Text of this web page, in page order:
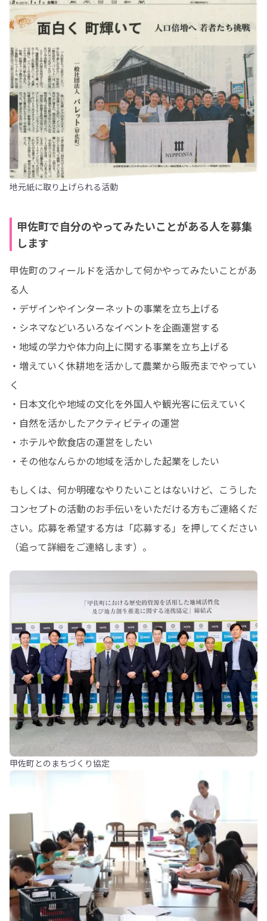
地元紙に取り上げられる活動
甲佐町で自分のやってみたいことがある人を募集
します
甲佐町のフィールドを活かして何かやってみたいことがあ
る人
・デザインやインターネットの事業を立ち上げる
・シネマなどいろいろなイベントを企画運営する
・地域の学力や体力向上に関する事業を立ち上げる
・増えていく休耕地を活かして農業から販売までやってい
く
・日本文化や地域の文化を外国人や観光客に伝えていく
・自然を活かしたアクティビティの運営
・ホテルや飲食店の運営をしたい
・その他なんらかの地域を活かした起業をしたい
もしくは、何か明確なやりたいことはないけど、こうした
コンセプトの活動のお手伝いをいただける方もご連絡くだ
さい。応募を希望する方は「応募する」を押してください
（追って詳細をご連絡します）。
甲佐町とのまちづくり協定